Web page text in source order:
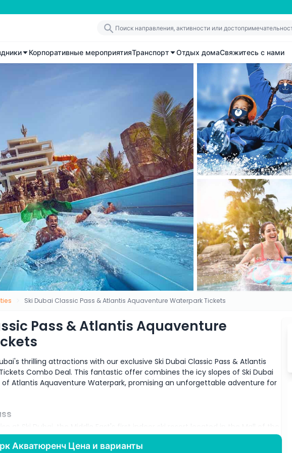
Корпоративные мероприятияТранспорт Отдых домаСвяжитесь с нами
Ski Dubai Classic Pass & Atlantis Aquaventure Waterpark Tickets
Pass & Atlantis Aquaventure
thrilling attractions with our exclusive Ski Dubai Classic Pass & Atlantis
Combo Deal. This fantastic offer combines the icy slopes of Ski Dubai
Atlantis Aquaventure Waterpark, promising an unforgettable adventure for
at Ski Dubai, the Middle East's first indoor ski resort located in the Mall of the
Classic Pass, you can enjoy a variety of winter activities, including:
Акватюренч Цена и варианты